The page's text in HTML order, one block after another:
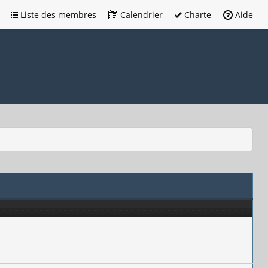
Liste des membres Calendrier Charte Aide